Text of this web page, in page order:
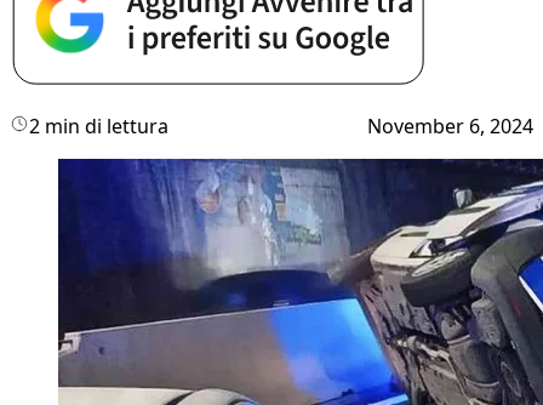
2 min di lettura November 6, 2024